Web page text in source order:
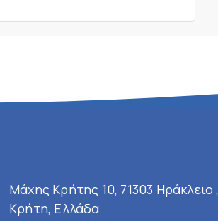
Μάχης Κρήτης 10, 71303 Ηράκλειο ,
Κρήτη, Ελλάδα